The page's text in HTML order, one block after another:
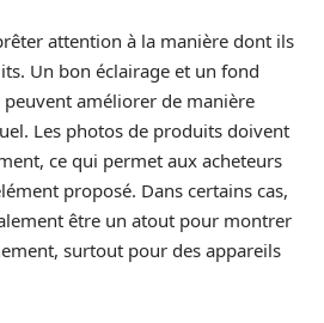
attention à la manière dont ils
Un bon éclairage et un fond
améliorer de manière
Les photos de produits doivent
ce qui permet aux acheteurs
proposé. Dans certains cas,
être un atout pour montrer
surtout pour des appareils